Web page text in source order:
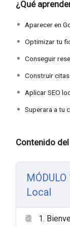
¿Qué
Aparecer en
Optimizar tu
Conseguir
Construir
Aplicar SEO
Superara a tu
Contenido
Local
1.